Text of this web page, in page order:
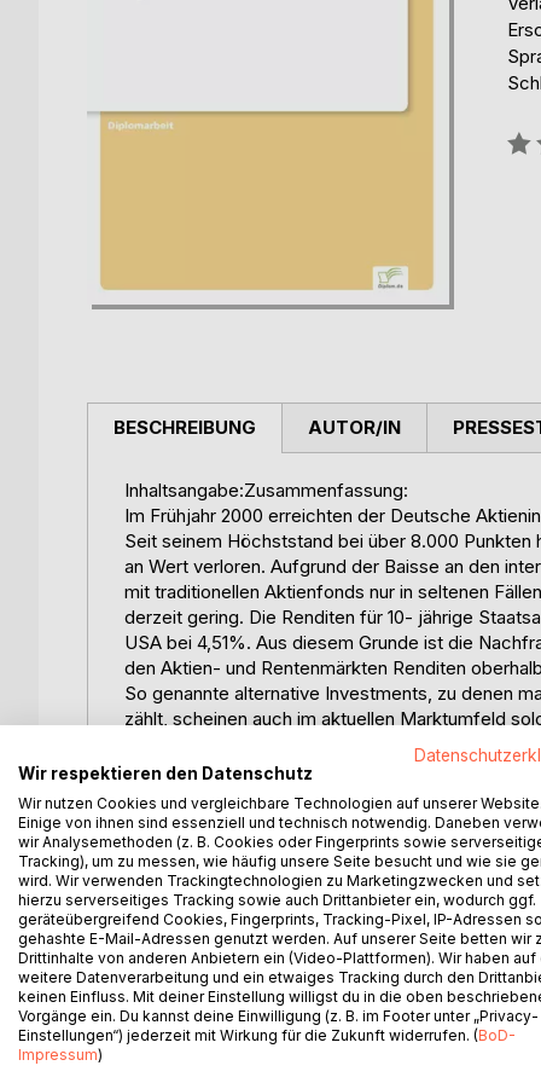
BESCHREIBUNG
Inhaltsangabe:Zusammenfassung:
Im Frühjahr 2000 erreichten der Deutsche
Seit seinem Höchststand bei über 8.000
an Wert verloren. Aufgrund der Baisse an den
mit traditionellen Aktienfonds nur in seltenen
derzeit gering. Die Renditen für 10- jährige
USA bei 4,51%. Aus diesem Grunde ist die
den Aktien- und Rentenmärkten Renditen
So genannte alternative Investments, zu denen
zählt, scheinen auch im aktuellen Marktumfeld
Im Folgenden soll die Anlageform der Hedge
dieser Literaturarbeit näher untersucht werden.
Einerseits ist die Nachfrage nach alternativen
mit dem Entwurf zum
ermöglichen.
Zu Beginn soll der Begriff Hedge Fund
irreführend ist. Daran anschließend soll ein
Universums gegeben werden. Dargestellt
Ausfälle in der Geschichte der Hedge Funds.
Das folgende zweite Kapitel skizziert die
Kapitel gibt einen Überblick über die gesamte
und typische Geschäfte soll dieser Überblick
Die Aufgaben und Funktionen eines Dachfonds,
werden, wie ein Fund of Funds aufgebaut und
AUTOR/IN
Wir respektieren den Datenschutz
Wir nutzen Cookies und vergleichbare Technologien auf unserer Website.
Einige von ihnen sind essenziell und technisch notwendig. Daneben
wir Analysemethoden (z. B. Cookies oder Fingerprints sowie
Tracking), um zu messen, wie häufig unsere Seite besucht und wie sie
wird. Wir verwenden Trackingtechnologien zu Marketingzwecken und
hierzu serverseitiges Tracking sowie auch Drittanbieter ein, wodurch ggf.
geräteübergreifend Cookies, Fingerprints, Tracking-Pixel, IP-Adressen
gehashte E-Mail-Adressen genutzt werden. Auf unserer Seite betten wir
Drittinhalte von anderen Anbietern ein (Video-Plattformen). Wir haben auf
weitere Datenverarbeitung und ein etwaiges Tracking durch den
keinen Einfluss. Mit deiner Einstellung willigst du in die oben
Vorgänge ein. Du kannst deine Einwilligung (z. B. im Footer unter „Privacy-
Einstellungen“) jederzeit mit Wirkung für die Zukunft widerrufen. (BoD-
Impressum)